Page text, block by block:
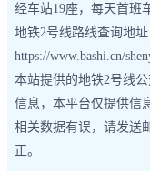
经车站19座，每天首班
地铁2号线路线查询地址
https://www.bashi.cn/
本站提供的地铁2号线
信息，本平台仅提供信
相关数据有误，请发送
正。